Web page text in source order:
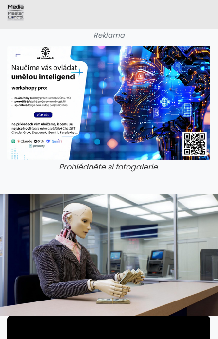
Reklama
Prohlédněte si fotogalerie.